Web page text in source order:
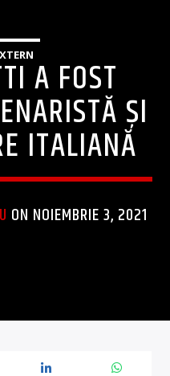
A FOST
ȘI
ITALIANĂ
ON NOIEMBRIE 3, 2021